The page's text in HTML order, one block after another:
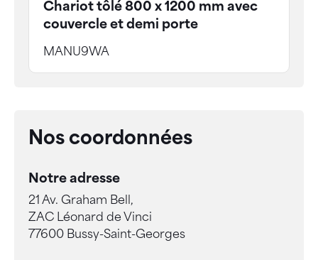
Chariot tôlé 800 x 1200 mm avec
couvercle et demi porte
MANU9WA
Nos coordonnées
Notre adresse
21 Av. Graham Bell,
ZAC Léonard de Vinci
77600 Bussy-Saint-Georges